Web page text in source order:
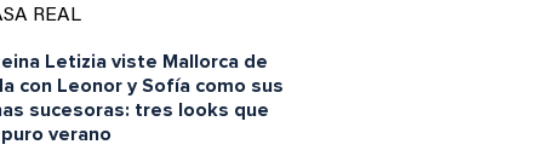
REAL
Letizia viste Mallorca de
con Leonor y Sofía como sus
sucesoras: tres looks que
verano